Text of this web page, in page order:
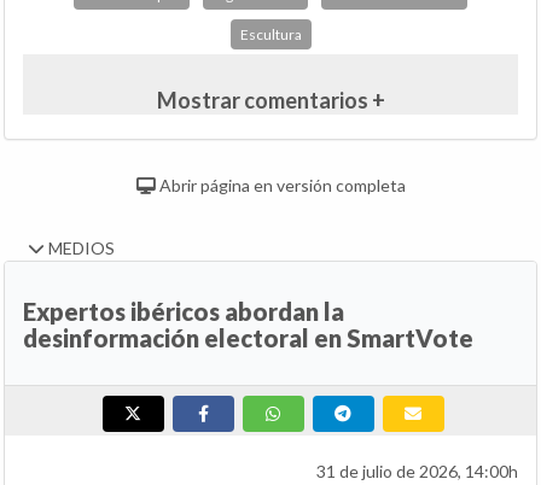
Escultura
Mostrar comentarios +
Abrir página en versión completa
MEDIOS
Expertos ibéricos abordan la
desinformación electoral en SmartVote
31 de julio de 2026, 14:00h